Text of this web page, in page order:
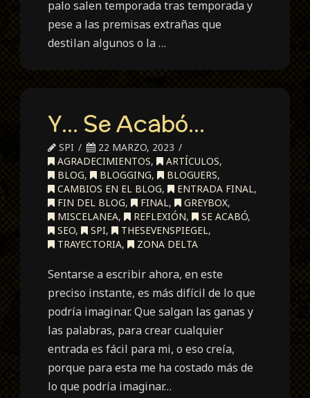
palo salen temporada tras temporada y
pese a las premisas extrañas que
destilan algunos o la …
Y… Se Acabó…
SPI
22 MARZO, 2023
AGRADECIMIENTOS, ARTÍCULOS,
BLOG, BLOGGING, BLOGUERS,
CAMBIOS EN EL BLOG, ENTRADA FINAL,
FIN DEL BLOG, FINAL, GREYBOX,
MISCELANEA, REFLEXIÓN, SE ACABÓ,
SEO, SPI, THESEVENSPIEGEL,
TRAYECTORIA, ZONA DELTA
Sentarse a escribir ahora, en este
preciso instante, es más difícil de lo que
podría imaginar. Que salgan las ganas y
las palabras, para crear cualquier
entrada es fácil para mi, o eso creía,
porque para esta me ha costado más de
lo que podría imaginar…